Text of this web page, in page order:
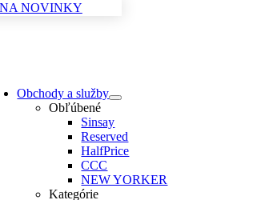
Skip
Obchody a služby
Obľúbené
Sinsay
Reserved
HalfPrice
CCC
NEW YORKER
Kategórie
NOVINKY